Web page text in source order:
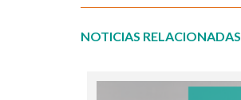
NOTICIAS RELACIONADAS